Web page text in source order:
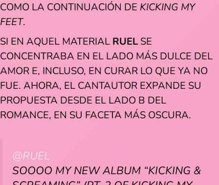
COMO LA CONTINUACIÓN DE KICKING MY
FEET.
SI EN AQUEL MATERIAL RUEL SE
CONCENTRABA EN EL LADO MÁS DULCE DEL
AMOR E, INCLUSO, EN CURAR LO QUE YA NO
FUE. AHORA, EL CANTAUTOR EXPANDE SU
PROPUESTA DESDE EL LADO B DEL
ROMANCE, EN SU FACETA MÁS OSCURA.
@RUEL
SOOOO MY NEW ALBUM “KICKING &